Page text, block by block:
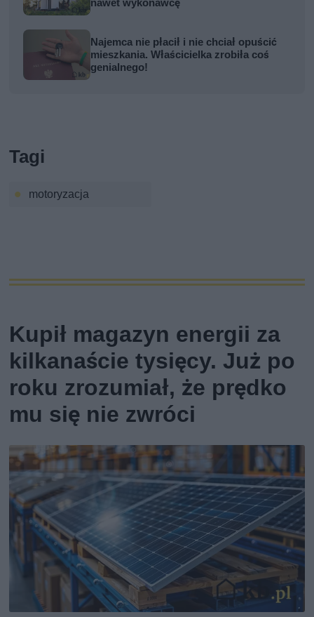
nawet wykonawcę
Najemca nie płacił i nie chciał opuścić
mieszkania. Właścicielka zrobiła coś
genialnego!
Tagi
motoryzacja
Kupił magazyn energii za
kilkanaście tysięcy. Już po
roku zrozumiał, że prędko
mu się nie zwróci